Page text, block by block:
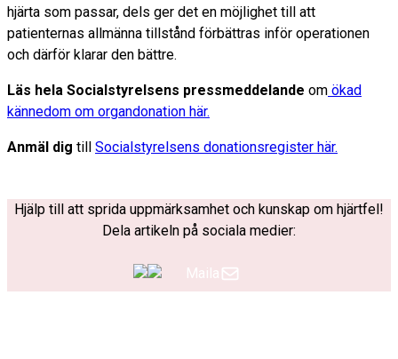
hjärta som passar, dels ger det en möjlighet till att
patienternas allmänna tillstånd förbättras inför operationen
och därför klarar den bättre.
Läs hela Socialstyrelsens pressmeddelande om ökad
kännedom om organdonation här.
Anmäl dig till Socialstyrelsens donationsregister här.
Hjälp till att sprida uppmärksamhet och kunskap om hjärtfel!
Dela artikeln på sociala medier:
Maila